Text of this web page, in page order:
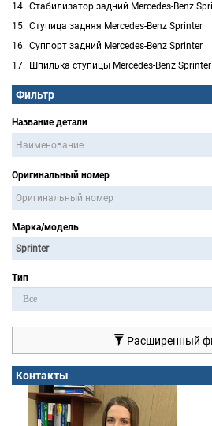
Стабилизатор задний Mercedes-Benz
Ступица задняя Mercedes-Benz Sprinter
Суппорт задний Mercedes-Benz Sprinter
Шпилька ступицы Mercedes-Benz Sprinter
Фильтр
Название детали
Оригинальный номер
Марка/модель
Тип
Расширенный
Контакты